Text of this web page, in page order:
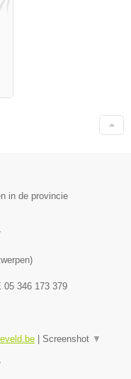
in de provincie
)
05 346 173 379
Screenshot ▼